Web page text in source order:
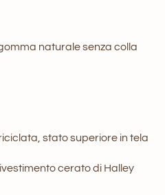
naturale senza colla
stato superiore in tela
cerato di Halley